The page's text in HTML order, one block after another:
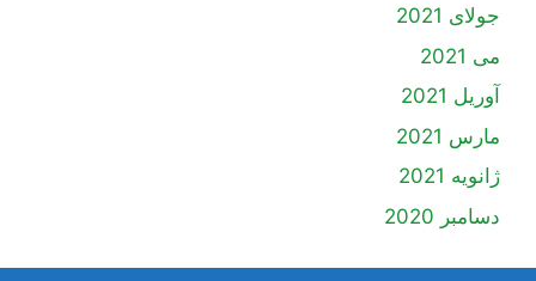
جولای 2021
می 2021
آوریل 2021
مارس 2021
ژانویه 2021
دسامبر 2020